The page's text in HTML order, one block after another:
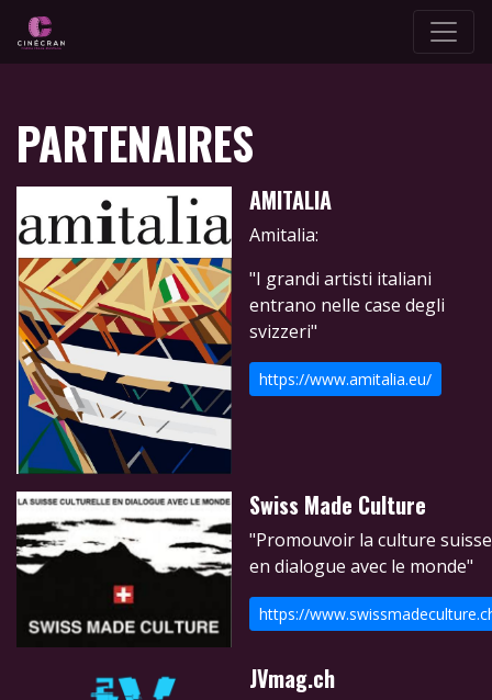
PARTENAIRES
AMITALIA
Amitalia:
"I grandi artisti italiani
entrano nelle case degli
svizzeri"
https://www.amitalia.eu/
Swiss Made Culture
"Promouvoir la culture suisse
en dialogue avec le monde"
https://
JVmag.ch